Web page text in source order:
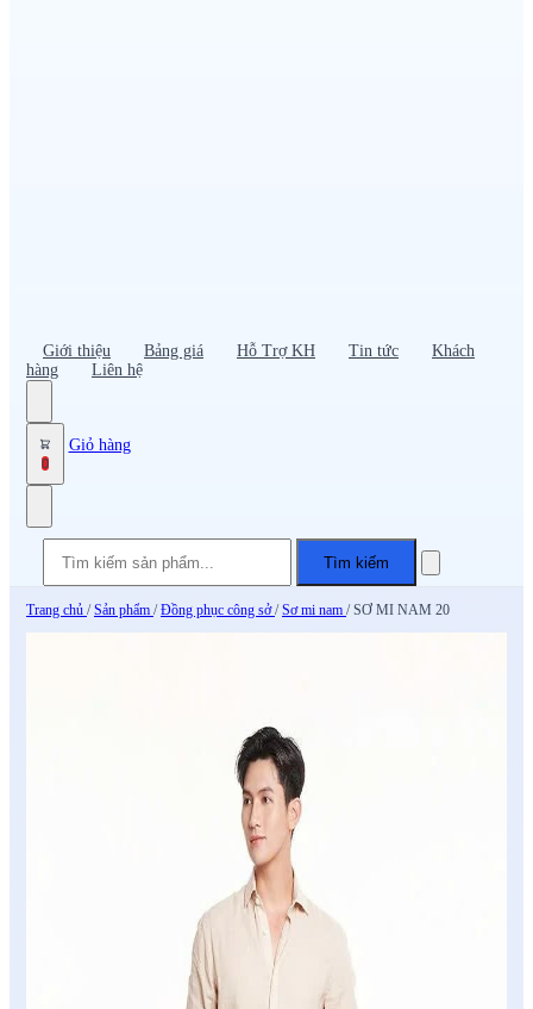
Giới thiệu Bảng giá Hỗ Trợ KH Tin tức
Khách
hàng
Liên hệ
0
Giỏ hàng
Tìm kiếm
Trang chủ / Sản phẩm / Đồng phục công sở/ Sơ mi nam / SƠ MI NAM 20